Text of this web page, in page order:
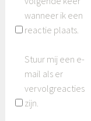
wanneer ik een
reactie plaats.
Stuur mij een e-
mail als er
vervolgreacties
zijn.